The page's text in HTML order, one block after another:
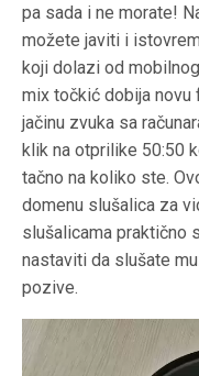
pa sada i ne morate!
možete javiti i
koji dolazi od
mix točkić dobija novu
jačinu zvuka sa
klik na otprilike 50:50
tačno na koliko ste.
domenu slušalica za
slušalicama praktično
nastaviti da slušate
pozive.